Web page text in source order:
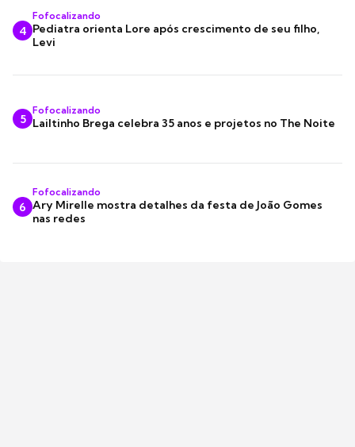
4
Fofocalizando
Pediatra orienta Lore após crescimento de seu filho,
Levi
5
Fofocalizando
Lailtinho Brega celebra 35 anos e projetos no The Noite
6
Fofocalizando
Ary Mirelle mostra detalhes da festa de João Gomes
nas redes